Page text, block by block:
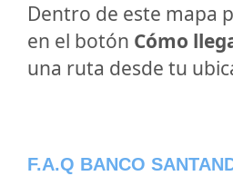
Dentro de este mapa
en el botón Cómo
una ruta desde tu
F.A.Q BANCO